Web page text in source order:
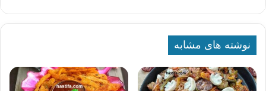
نوشته های مشابه